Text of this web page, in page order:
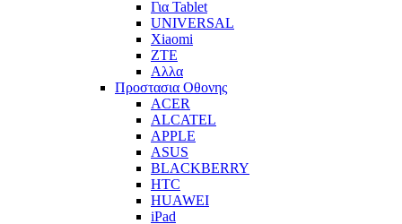
Για Tablet
UNIVERSAL
Xiaomi
ZTE
Αλλα
Προστασια Οθονης
ACER
ALCATEL
APPLE
ASUS
BLACKBERRY
HTC
HUAWEI
iPad